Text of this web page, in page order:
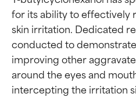
for its ability to effectively
skin irritation. Dedicated
conducted to
improving other
around the eyes and
intercepting the irritation